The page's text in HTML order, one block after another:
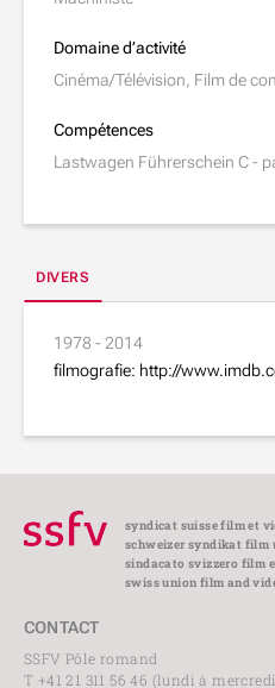
Domaine d’activité
Cinéma/Télévision, Film de
Compétences
Lastwagen Führerschein C -
DIVERS
1978 - 2014
filmografie: http://
syndicat suisse film et
schweizer syndikat film
sindacato svizzero film
swiss union film and
CONTACT
SSFV Pôle romand
T +41 21 311 56 46 (lundi à